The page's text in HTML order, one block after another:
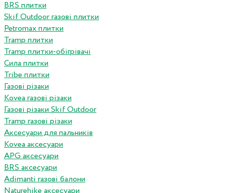
BRS плитки
Skif Outdoor газові плитки
Petromax плитки
Tramp плитки
Tramp плитки-обігрівачі
Сила плитки
Tribe плитки
Газові різаки
Kovea газові різаки
Газові різаки Skif Outdoor
Tramp газові різаки
Аксесуари для пальників
Kovea аксесуари
APG аксесуари
BRS аксесуари
Adimanti газові балони